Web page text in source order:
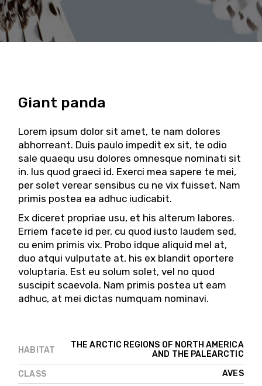
Giant panda
Lorem ipsum dolor sit amet, te nam dolores
abhorreant. Duis paulo impedit ex sit, te odio
sale quaequ usu dolores omnesque nominati sit
in. Ius quod graeci id. Exerci mea sapere te mei,
per solet verear sensibus cu ne vix fuisset. Nam
primis postea ea adhuc iudicabit.
Ex diceret propriae usu, et his alterum labores.
Erriem facete id per, cu quod iusto laudem sed,
cu enim primis vix. Probo idque aliquid mel at,
duo atqui vulputate at, his ex blandit oportere
voluptaria. Est eu solum solet, vel no quod
suscipit scaevola. Nam primis postea ut eam
adhuc, at mei dictas numquam nominavi.
HABITAT
THE ARCTIC REGIONS OF NORTH AMERICA
AND THE PALEARCTIC
CLASS
AVES